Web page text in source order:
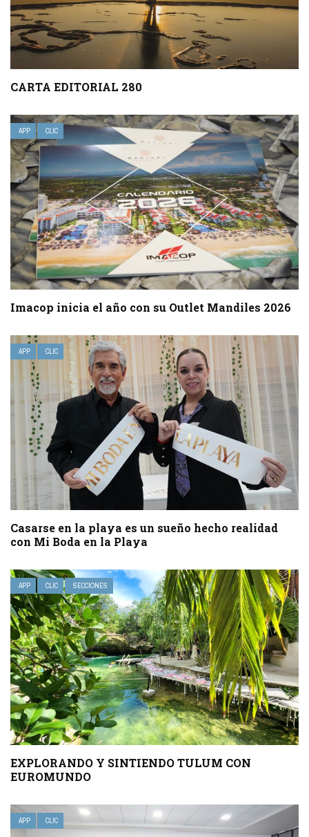
CARTA EDITORIAL 280
APP CLIC
Imacop inicia el año con su Outlet Mandiles 2026
APP CLIC
Casarse en la playa es un sueño hecho realidad
con Mi Boda en la Playa
APP CLIC SECCIONES
EXPLORANDO Y SINTIENDO TULUM CON
EUROMUNDO
APP CLIC